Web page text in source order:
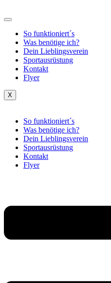
So funktioniert´s
Was benötige ich?
Dein Lieblingsverein
Sportausrüstung
Kontakt
Flyer
X
So funktioniert´s
Was benötige ich?
Dein Lieblingsverein
Sportausrüstung
Kontakt
Flyer